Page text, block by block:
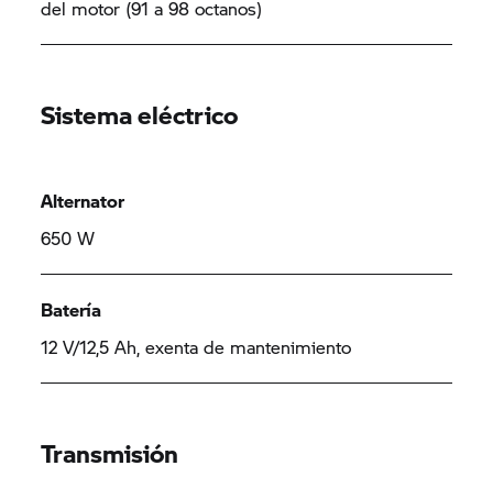
del motor (91 a 98 octanos)
Sistema eléctrico
Alternator
650 W
Batería
12 V/12,5 Ah, exenta de mantenimiento
Transmisión